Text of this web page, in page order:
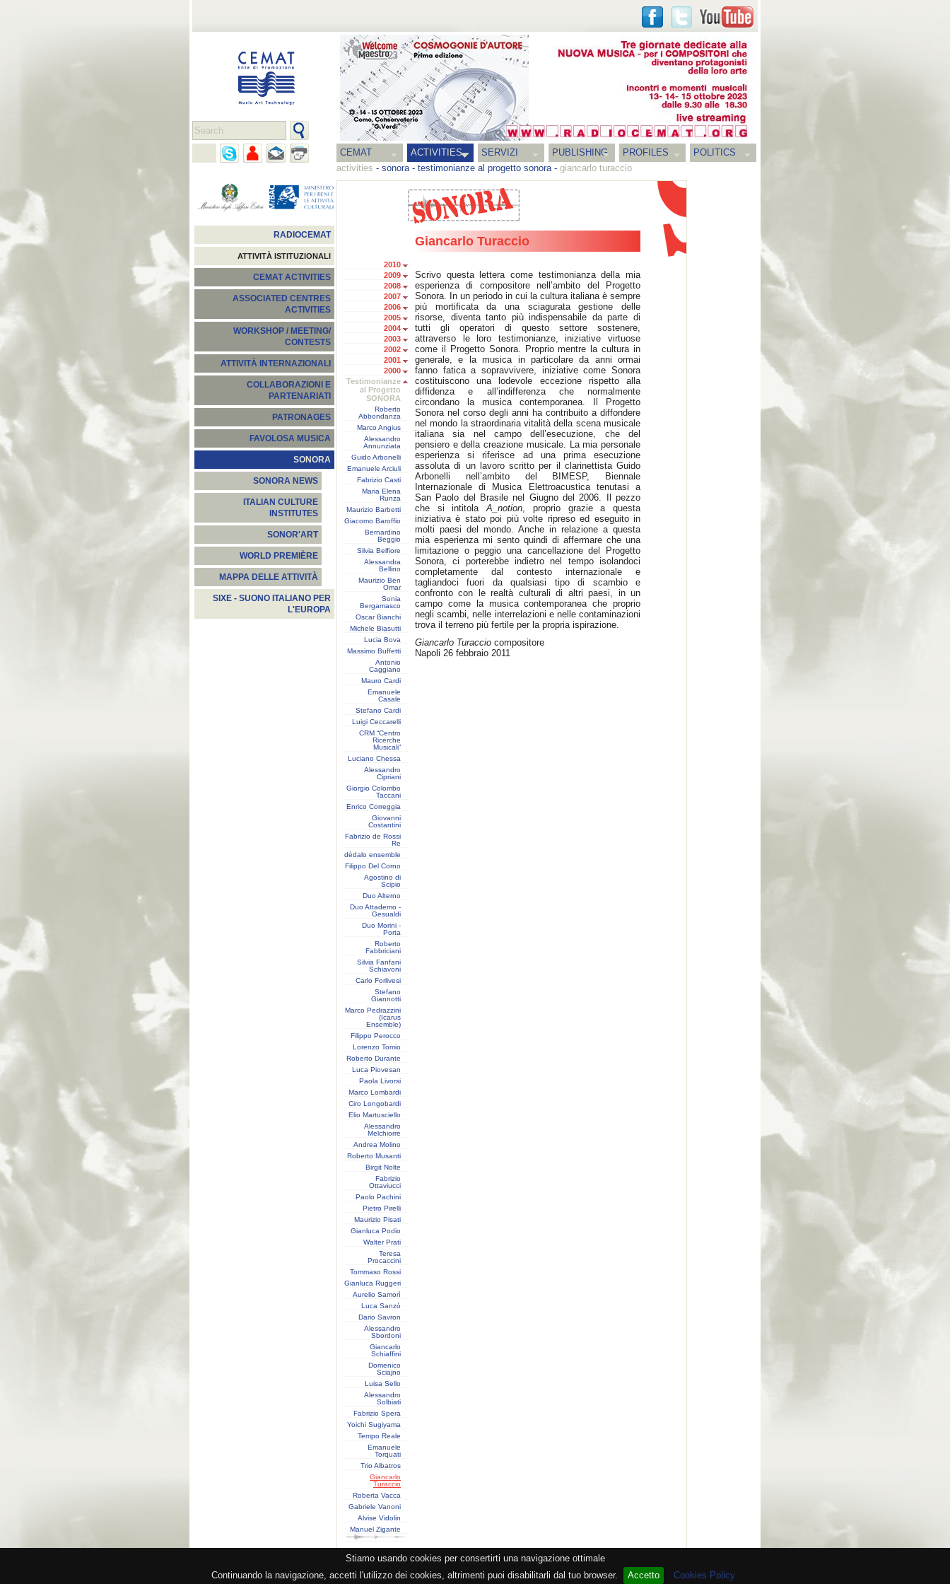
Stiamo usando cookies per consertirti una navigazione ottimale
Continuando la navigazione, accetti l'utilizzo dei cookies, altrimenti puoi disabilitarli dal tuo browser.
Accetto Cookies Policy
CEMAT ACTIVITIES SERVIZI PUBLISHING PROFILES
POLITICS
activities - sonora- testimonianze al progetto sonora- giancarlo turaccio
RADIOCEMAT
ATTIVITÀ ISTITUZIONALI
CEMAT ACTIVITIES
ASSOCIATED CENTRES
ACTIVITIES
WORKSHOP / MEETING/
CONTESTS
ATTIVITÀ INTERNAZIONALI
COLLABORAZIONI E
PARTENARIATI
PATRONAGES
FAVOLOSA MUSICA
SONORA
SONORA NEWS
ITALIAN CULTURE
INSTITUTES
SONOR'ART
WORLD PREMIÈRE
MAPPA DELLE ATTIVITÀ
SIXE - SUONO ITALIANO PER
L'EUROPA
2010
2009
2008
2007
2006
2005
2004
2003
2002
2001
2000
Testimonianze
al Progetto
SONORA
Roberto
Abbondanza
Marco Angius
Alessandro
Annunziata
Guido Arbonelli
Emanuele Arciuli
Fabrizio Casti
Maria Elena
Runza
Maurizio Barbetti
Giacomo Baroffio
Bernardino
Beggio
Silvia Belfiore
Alessandra
Bellino
Maurizio Ben
Omar
Sonia
Bergamasco
Oscar Bianchi
Michele Biasutti
Lucia Bova
Massimo Buffetti
Antonio
Caggiano
Mauro Cardi
Emanuele
Casale
Stefano Cardi
Luigi Ceccarelli
CRM “Centro
Ricerche
Musicali”
Luciano Chessa
Alessandro
Cipriani
Giorgio Colombo
Taccani
Enrico Correggia
Giovanni
Costantini
Fabrizio de Rossi
Re
dèdalo ensemble
Filippo Del Corno
Agostino di
Scipio
Duo Alterno
Duo Attademo -
Gesualdi
Duo Morini -
Porta
Roberto
Fabbriciani
Silvia Fanfani
Schiavoni
Carlo Forlivesi
Stefano
Giannotti
Marco Pedrazzini
(Icarus
Ensemble)
Filippo Perocco
Lorenzo Tomio
Roberto Durante
Luca Piovesan
Paola Livorsi
Marco Lombardi
Ciro Longobardi
Elio Martusciello
Alessandro
Melchiorre
Andrea Molino
Roberto Musanti
Birgit Nolte
Fabrizio
Ottaviucci
Paolo Pachini
Pietro Pirelli
Maurizio Pisati
Gianluca Podio
Walter Prati
Teresa
Procaccini
Tommaso Rossi
Gianluca Ruggeri
Aurelio Samorì
Luca Sanzò
Dario Savron
Alessandro
Sbordoni
Giancarlo
Schiaffini
Domenico
Sciajno
Luisa Sello
Alessandro
Solbiati
Fabrizio Spera
Yoichi Sugiyama
Tempo Reale
Emanuele
Torquati
Trio Albatros
Giancarlo
Turaccio
Roberta Vacca
Gabriele Vanoni
Alvise Vidolin
Manuel Zigante
Giancarlo Turaccio
Scrivo questa lettera come testimonianza della mia
esperienza di compositore nell’ambito del Progetto
Sonora. In un periodo in cui la cultura italiana è sempre
più mortificata da una sciagurata gestione delle
risorse, diventa tanto più indispensabile da parte di
tutti gli operatori di questo settore sostenere,
attraverso le loro testimonianze, iniziative virtuose
come il Progetto Sonora. Proprio mentre la cultura in
generale, e la musica in particolare da anni ormai
fanno fatica a sopravvivere, iniziative come Sonora
costituiscono una lodevole eccezione rispetto alla
diffidenza e all’indifferenza che normalmente
circondano la musica contemporanea. Il Progetto
Sonora nel corso degli anni ha contribuito a diffondere
nel mondo la straordinaria vitalità della scena musicale
italiana sia nel campo dell’esecuzione, che del
pensiero e della creazione musicale. La mia personale
esperienza si riferisce ad una prima esecuzione
assoluta di un lavoro scritto per il clarinettista Guido
Arbonelli nell’ambito del BIMESP, Biennale
Internazionale di Musica Elettroacustica tenutasi a
San Paolo del Brasile nel Giugno del 2006. Il pezzo
che si intitolaA_notion, proprio grazie a questa
iniziativa è stato poi più volte ripreso ed eseguito in
molti paesi del mondo. Anche in relazione a questa
mia esperienza mi sento quindi di affermare che una
limitazione o peggio una cancellazione del Progetto
Sonora, ci porterebbe indietro nel tempo isolandoci
completamente dal contesto internazionale e
tagliandoci fuori da qualsiasi tipo di scambio e
confronto con le realtà culturali di altri paesi, in un
campo come la musica contemporanea che proprio
negli scambi, nelle interrelazioni e nelle contaminazioni
trova il terreno più fertile per la propria ispirazione.
Giancarlo Turaccio compositore
Napoli 26 febbraio 2011
- PI 05362381005 - Lic. SIAE 2552/1/2523 - Visitor # 93.912.340